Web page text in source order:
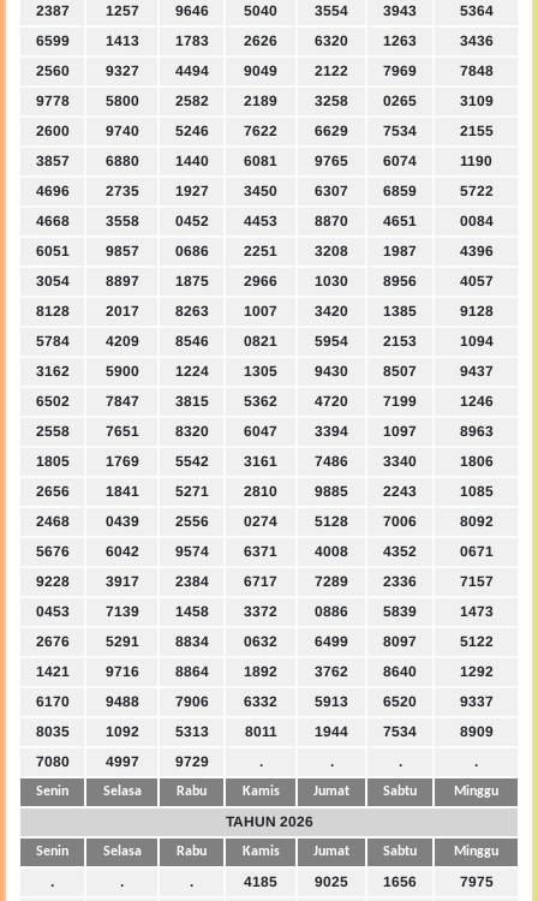
2387
1257 9646 5040 3554 3943
5364
6599
1413 1783 2626 6320 1263
3436
2560
9327 4494 9049 2122 7969
7848
9778
5800 2582 2189 3258 0265
3109
2600
9740 5246 7622 6629 7534
2155
3857
6880 1440 6081 9765 6074
1190
4696
2735 1927 3450 6307 6859
5722
4668
3558 0452 4453 8870 4651
0084
6051
9857 0686 2251 3208 1987
4396
3054
8897 1875 2966 1030 8956
4057
8128
2017 8263 1007 3420 1385
9128
5784
4209 8546 0821 5954 2153
1094
3162
5900 1224 1305 9430 8507
9437
6502
7847 3815 5362 4720 7199
1246
2558
7651 8320 6047 3394 1097
8963
1805
1769 5542 3161 7486 3340
1806
2656
1841 5271 2810 9885 2243
1085
2468
0439 2556 0274 5128 7006
8092
5676
6042 9574 6371 4008 4352
0671
9228
3917 2384 6717 7289 2336
7157
0453
7139 1458 3372 0886 5839
1473
2676
5291 8834 0632 6499 8097
5122
1421
9716 8864 1892 3762 8640
1292
6170
9488 7906 6332 5913 6520
9337
8035
1092 5313 8011 1944 7534
8909
7080
4997 9729 . . . .
Senin Selasa Rabu Kamis Jumat Sabtu Minggu
TAHUN 2026
Senin Selasa Rabu Kamis Jumat Sabtu Minggu
. . . 4185 9025 1656
7975